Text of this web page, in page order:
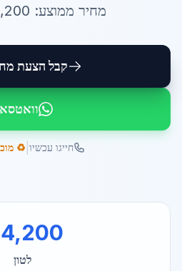
מחיר ממוצע:
קבל הצעת
חייגו עכשיו ♻️
4,200
לטון